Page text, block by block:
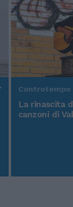
Controtempo
La rinascita
canzoni di